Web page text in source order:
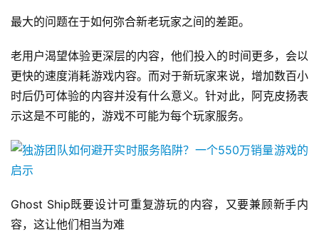
最大的问题在于如何弥合新老玩家之间的差距。
老用户渴望体验更深层的内容，他们投入的时间更多，会以
更快的速度消耗游戏内容。而对于新玩家来说，增加数百小
时后仍可体验的内容并没有什么意义。针对此，阿克皮扬表
示这是不可能的，游戏不可能为每个玩家服务。
Ghost Ship既要设计可重复游玩的内容，又要兼顾新手内
容，这让他们相当为难